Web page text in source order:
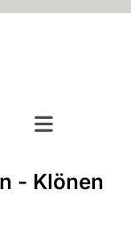
- Klönen